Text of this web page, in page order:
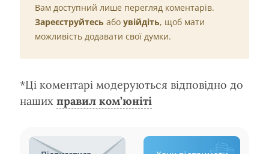
Вам доступний лише перегляд коментарів.
Зареєструйтесь або увійдіть, щоб мати
можливість додавати свої думки.
*Ці коментарі модеруються відповідно до
наших правил ком’юніті